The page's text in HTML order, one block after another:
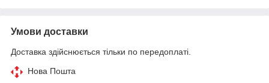
Умови доставки
Доставка здійснюється тільки по передоплаті.
Нова Пошта